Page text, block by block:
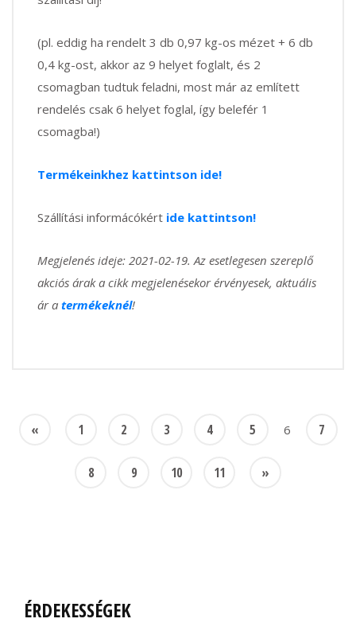
(pl. eddig ha rendelt 3 db 0,97 kg-os mézet + 6 db
0,4 kg-ost, akkor az 9 helyet foglalt, és 2
csomagban tudtuk feladni, most már az említett
rendelés csak 6 helyet foglal, így belefér 1
csomagba!)
Termékeinkhez kattintson ide!
Szállítási informácókért ide kattintson!
Megjelenés ideje: 2021-02-19. Az esetlegesen szereplő
akciós árak a cikk megjelenésekor érvényesek, aktuális
ár a termékeknél!
« 1 2 3 4 5 6 7
8 9 10 11 »
ÉRDEKESSÉGEK